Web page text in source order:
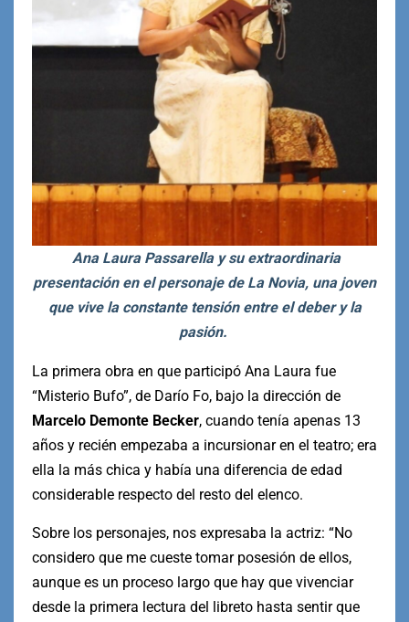
Ana Laura Passarella y su extraordinaria
presentación en el personaje de La Novia, una joven
que vive la constante tensión entre el deber y la
pasión.
La primera obra en que participó Ana Laura fue
“Misterio Bufo”, de Darío Fo, bajo la dirección de
Marcelo Demonte Becker, cuando tenía apenas 13
años y recién empezaba a incursionar en el teatro; era
ella la más chica y había una diferencia de edad
considerable respecto del resto del elenco.
Sobre los personajes, nos expresaba la actriz: “No
considero que me cueste tomar posesión de ellos,
aunque es un proceso largo que hay que vivenciar
desde la primera lectura del libreto hasta sentir que